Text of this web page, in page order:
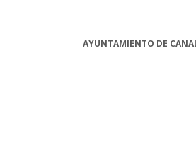
AYUNTAMIENTO DE